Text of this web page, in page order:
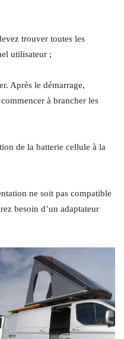
trouver toutes les
utilisateur ;
Après le démarrage,
à brancher les
de la batterie cellule à la
ne soit pas compatible
besoin d’un adaptateur